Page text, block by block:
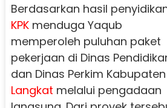
Berdasarkan hasil
KPKmenduga Yaqub
memperoleh puluhan paket
pekerjaan di Dinas
dan Dinas Perkim Kabupaten
Langkat melalui pengadaan